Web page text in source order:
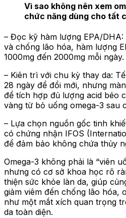
Vì sao không nên xem
chức năng dùng cho tất
– Đọc kỹ hàm lượng EPA/
và chống lão hóa, hàm lượng
1000mg đến 2000mg mỗi ngày.
– Kiên trì với chu kỳ thay da:
28 ngày để đổi mới, nhưng
để tích hợp đủ lượng acid béo
vàng từ bỏ uống omega-3 sau
– Lựa chọn nguồn gốc tinh
có chứng nhận IFOS
để đảm bảo không chứa thủy
Omega-3 không phải là “viên
nhưng có cơ sở khoa học rõ
thiện sức khỏe làn da, giúp
giảm viêm đến chống lão hóa,
như một mắt xích quan trọng
da toàn diện.